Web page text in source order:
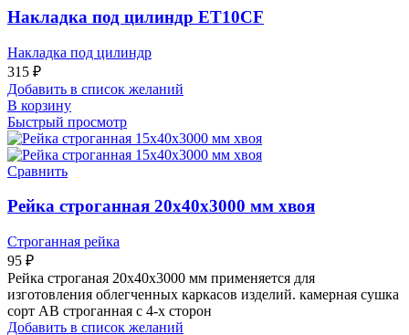
Накладка под цилиндр ET10CF
Накладка под цилиндр
315 ₽
Добавить в список желаний
В корзину
Быстрый просмотр
Сравнить
Рейка строганная 20х40х3000 мм хвоя
Строганная рейка
95 ₽
Рейка строганая 20х40х3000 мм применяется для
изготовления облегченных каркасов изделий. камерная сушка
сорт АВ строганная с 4-х сторон
Добавить в список желаний